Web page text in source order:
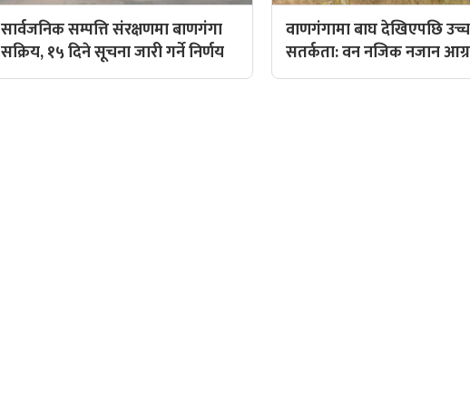
सार्वजनिक सम्पत्ति संरक्षणमा बाणगंगा
सक्रिय, १५ दिने सूचना जारी गर्ने निर्णय
वाणगंगामा बाघ देखिएपछि उच्च
सतर्कता: वन नजिक नजान